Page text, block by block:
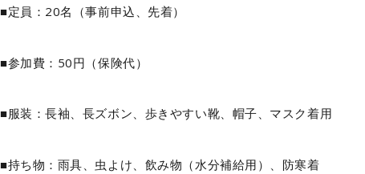
■定員：20名（事前申込、先着）
■参加費：50円（保険代）
■服装：長袖、長ズボン、歩きやすい靴、帽子、マスク着用
■持ち物：雨具、虫よけ、飲み物（水分補給用）、防寒着